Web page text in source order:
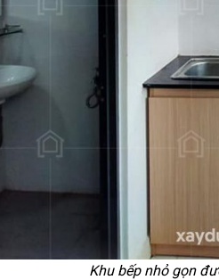
Khu bếp nhỏ gọn